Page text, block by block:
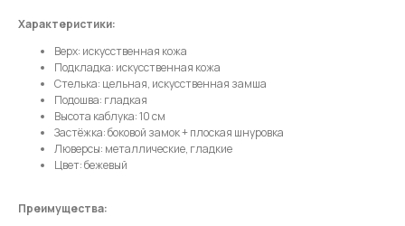
Телефон
Отправить
Нажимая на кнопку, вы даете согласие на обработку своих
Характеристики:
Верх: искусственная кожа
Подкладка: искусственная кожа
Стелька: цельная, искусственная замша
Подошва: гладкая
Высота каблука: 10 см
Застёжка: боковой замок + плоская шнуровка
Люверсы: металлические, гладкие
Цвет: бежевый
Преимущества: